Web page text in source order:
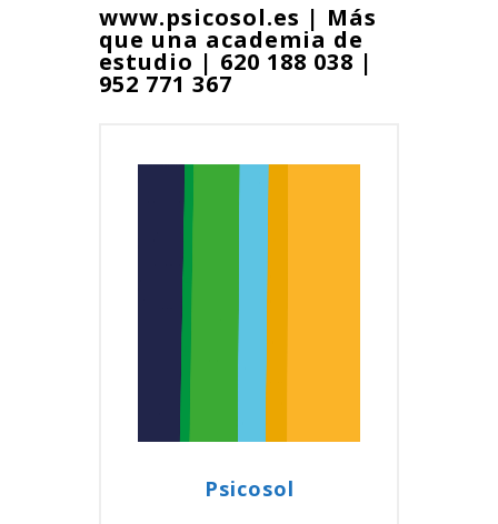
www.psicosol.es | Más
que una academia de
estudio | 620 188 038 |
952 771 367
Psicosol